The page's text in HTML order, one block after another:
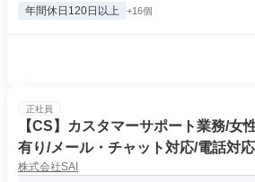
年間休日120日以上 +16個
正社員
【CS】カスタマーサポート業務/女
有り/メール・チャット対応/電話対応
株式会社SAI